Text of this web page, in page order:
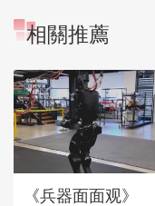
相關推薦
《兵器面面观》